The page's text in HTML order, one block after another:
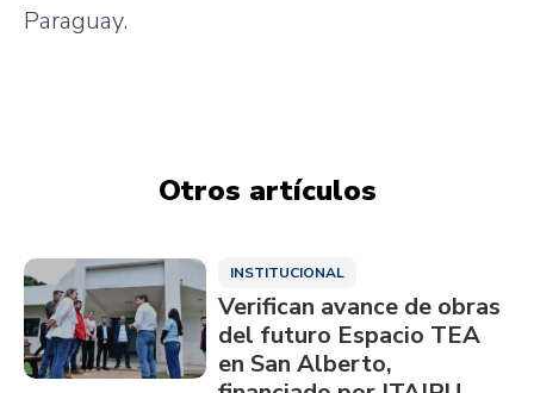
Paraguay.
Otros artículos
INSTITUCIONAL
Verifican avance de obras
del futuro Espacio TEA
en San Alberto,